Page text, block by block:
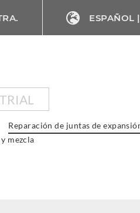
ESPAÑOL
Reparación de juntas de
mezcla